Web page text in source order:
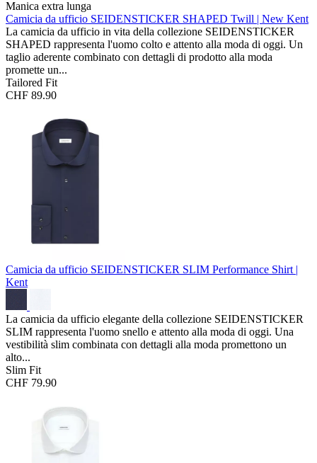
Manica extra lunga
Camicia da ufficio SEIDENSTICKER SHAPED Twill | New Kent
La camicia da ufficio in vita della collezione SEIDENSTICKER
SHAPED rappresenta l'uomo colto e attento alla moda di oggi. Un
taglio aderente combinato con dettagli di prodotto alla moda
promette un...
Tailored Fit
CHF 89.90
Camicia da ufficio SEIDENSTICKER SLIM Performance Shirt |
Kent
La camicia da ufficio elegante della collezione SEIDENSTICKER
SLIM rappresenta l'uomo snello e attento alla moda di oggi. Una
vestibilità slim combinata con dettagli alla moda promettono un
alto...
Slim Fit
CHF 79.90